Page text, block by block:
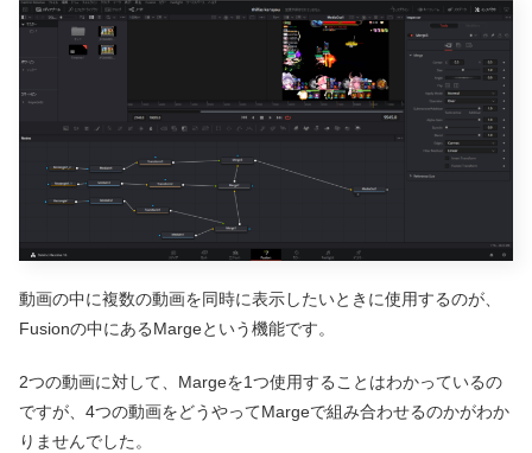
動画の中に複数の動画を同時に表示したいときに使用するのが、
Fusionの中にあるMargeという機能です。
2つの動画に対して、Margeを1つ使用することはわかっているの
ですが、4つの動画をどうやってMargeで組み合わせるのかがわか
りませんでした。